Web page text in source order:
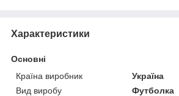
Характеристики
Основні
Країна виробник
Україна
Вид виробу
Футболка